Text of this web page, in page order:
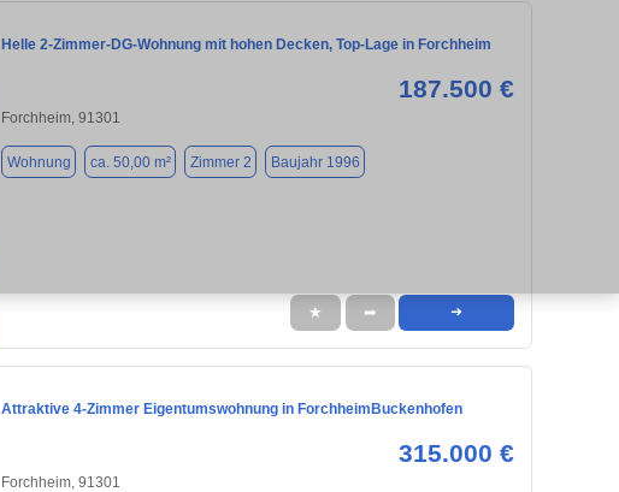
Helle 2-Zimmer-DG-Wohnung mit hohen Decken, Top-Lage in Forchheim
187.500 €
Forchheim, 91301
Wohnung ca. 50,00 m² Zimmer 2 Baujahr 1996
★ ➦ ➜
Attraktive 4-Zimmer Eigentumswohnung in ForchheimBuckenhofen
315.000 €
Forchheim, 91301